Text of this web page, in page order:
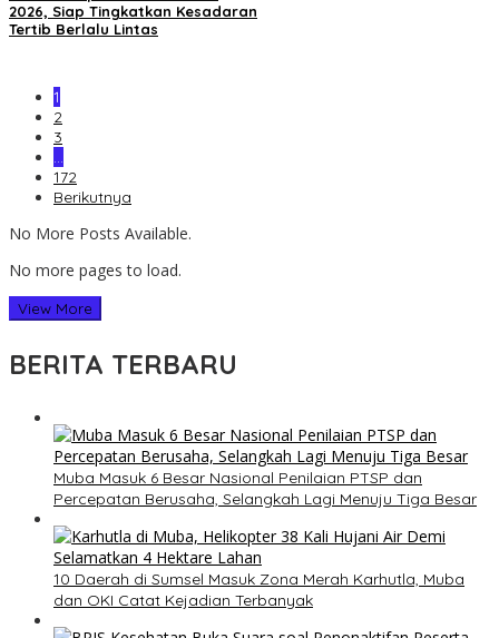
2026, Siap Tingkatkan Kesadaran
Tertib Berlalu Lintas
1
2
3
…
172
Berikutnya
No More Posts Available.
No more pages to load.
View More
BERITA TERBARU
Muba Masuk 6 Besar Nasional Penilaian PTSP dan
Percepatan Berusaha, Selangkah Lagi Menuju Tiga Besar
10 Daerah di Sumsel Masuk Zona Merah Karhutla, Muba
dan OKI Catat Kejadian Terbanyak